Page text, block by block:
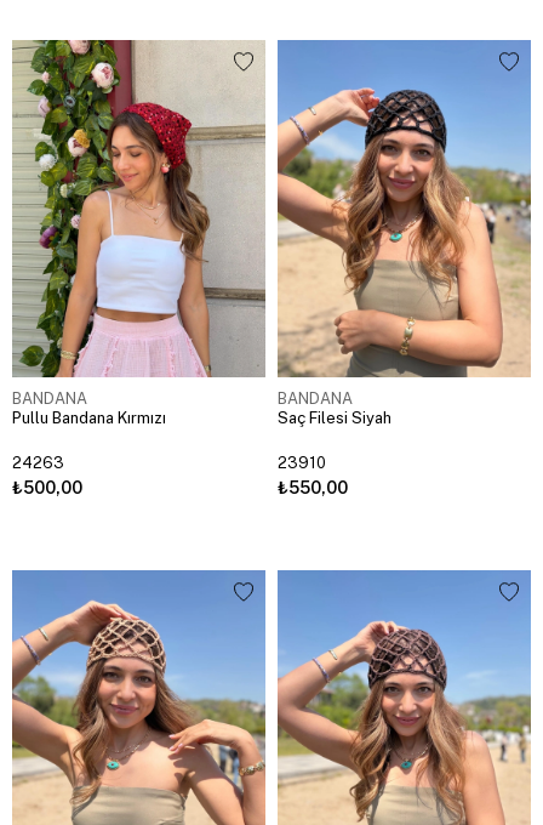
BANDANA
Pullu Bandana Kırmızı
24263
₺500,00
BANDANA
Saç Filesi Siyah
23910
₺550,00